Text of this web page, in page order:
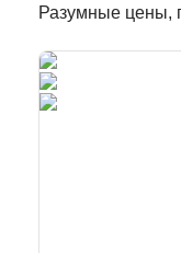
Разумные цены,